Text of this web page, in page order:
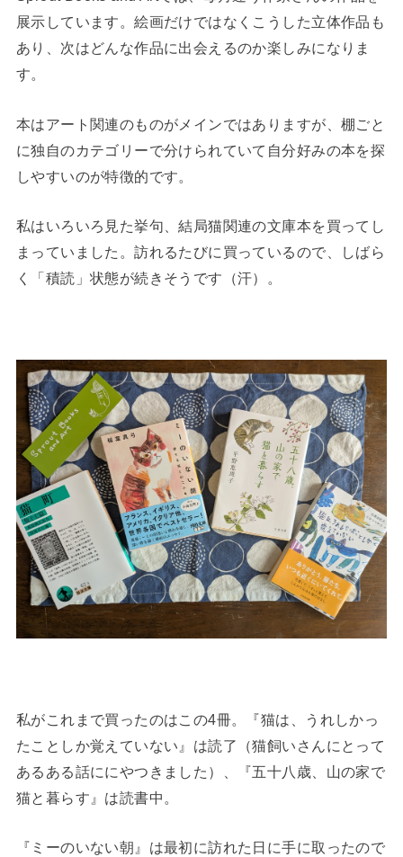
展示しています。絵画だけではなくこうした立体作品も
あり、次はどんな作品に出会えるのか楽しみになりま
す。
本はアート関連のものがメインではありますが、棚ごと
に独自のカテゴリーで分けられていて自分好みの本を探
しやすいのが特徴的です。
私はいろいろ見た挙句、結局猫関連の文庫本を買ってし
まっていました。訪れるたびに買っているので、しばら
く「積読」状態が続きそうです（汗）。
私がこれまで買ったのはこの4冊。『猫は、うれしかっ
たことしか覚えていない』は読了（猫飼いさんにとって
あるある話ににやつきました）、『五十八歳、山の家で
猫と暮らす』は読書中。
『ミーのいない朝』は最初に訪れた日に手に取ったので